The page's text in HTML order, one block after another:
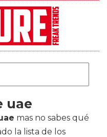
uae
mas no sabes qué
la lista de los